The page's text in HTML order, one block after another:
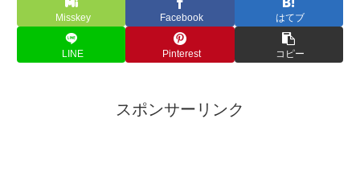
Misskey Facebook はてブ
LINE Pinterest コピー
スポンサーリンク